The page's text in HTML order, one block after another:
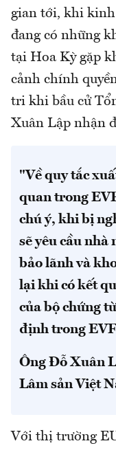
gian tới, khi
đang có những
tại Hoa Kỳ gặp
cảnh chính
tri khi bầu cử
Xuân Lập nhận
"Về quy tắc
quan trong
chú ý, khi bị
sẽ yêu cầu
bảo lãnh và
lại khi có kết
của bộ chứng
định trong
Ông Đỗ Xuân
Lâm sản Việt
Với thị trường